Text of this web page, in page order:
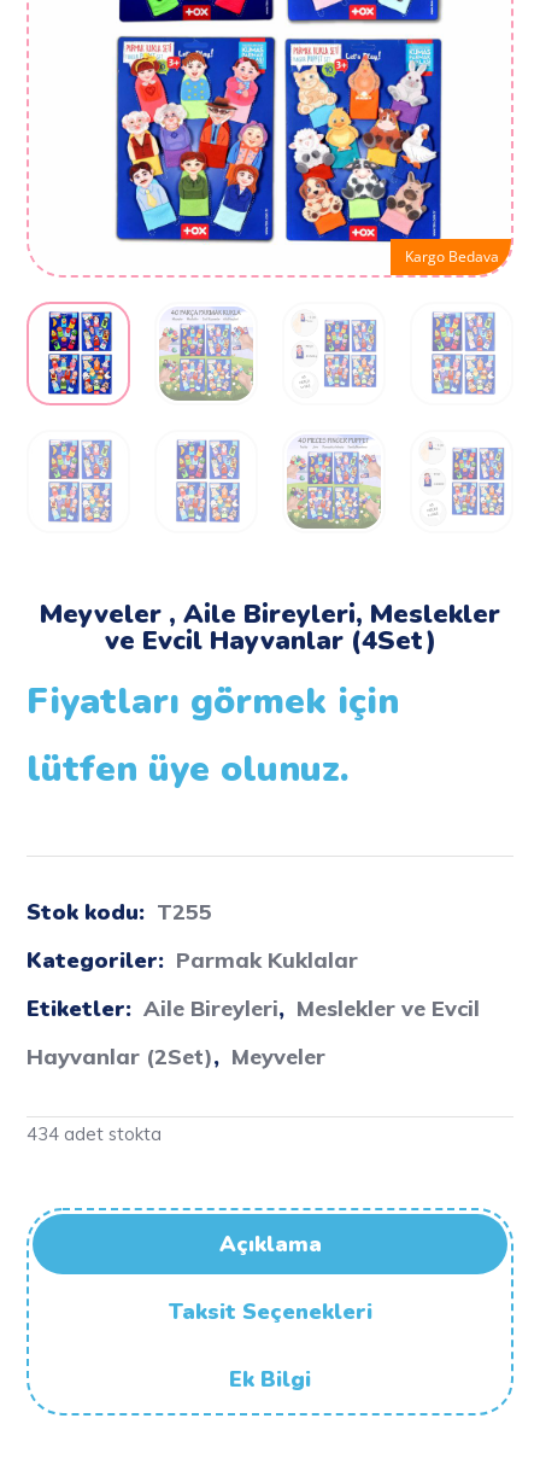
Kargo Bedava
Meyveler , Aile Bireyleri, Meslekler
ve Evcil Hayvanlar (4Set)
Fiyatları görmek için
lütfen üye olunuz.
Stok kodu: T255
Kategoriler: Parmak Kuklalar
Etiketler: Aile Bireyleri, Meslekler ve Evcil
Hayvanlar (2Set), Meyveler
434 adet stokta
Açıklama
Taksit Seçenekleri
Ek Bilgi